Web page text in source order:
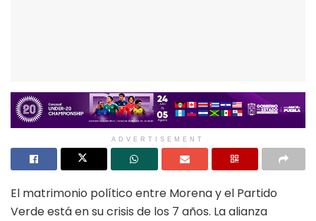
ADVERTISEMENT
El matrimonio político entre Morenay el Partido
Verde está en su crisis de los 7 años. La alianza